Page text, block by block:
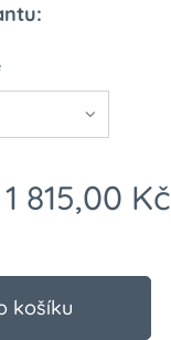
1 815,00 Kč
košíku